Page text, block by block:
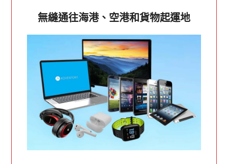
無縫通往海港、空港和貨物起運地